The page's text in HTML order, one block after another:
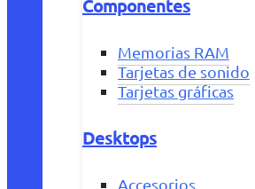
Componentes
Memorias RAM
Tarjetas de sonido
Tarjetas gráficas
Desktops
Accesorios